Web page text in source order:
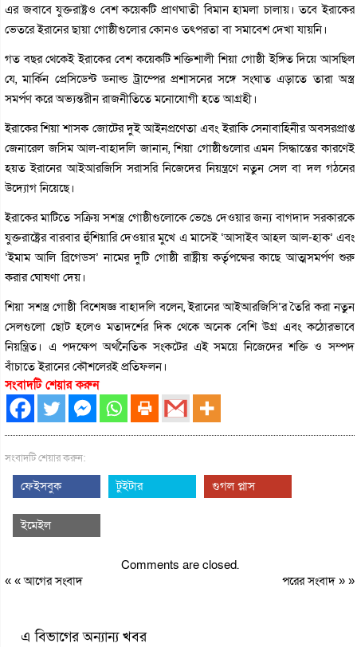
এর জবাবে যুক্তরাষ্ট্রও বেশ কয়েকটি প্রাণঘাতী বিমান হামলা চালায়। তবে ইরাকের
ভেতরে ইরানের ছায়া গোষ্ঠীগুলোর কোনও তৎপরতা বা সমাবেশ দেখা যায়নি।
গত বছর থেকেই ইরাকের বেশ কয়েকটি শক্তিশালী শিয়া গোষ্ঠী ইঙ্গিত দিয়ে আসছিল
যে, মার্কিন প্রেসিডেন্ট ডনাল্ড ট্রাম্পের প্রশাসনের সঙ্গে সংঘাত এড়াতে তারা অস্ত্র
সমর্পণ করে অভ্যন্তরীন রাজনীতিতে মনোযোগী হতে আগ্রহী।
ইরাকের শিয়া শাসক জোটের দুই আইনপ্রণেতা এবং ইরাকি সেনাবাহিনীর অবসরপ্রাপ্ত
জেনারেল জসিম আল-বাহাদলি জানান, শিয়া গোষ্ঠীগুলোর এমন সিদ্ধান্তের কারণেই
হয়ত ইরানের আইআরজিসি সরাসরি নিজেদের নিয়ন্ত্রণে নতুন সেল বা দল গঠনের
উদ্যোগ নিয়েছে।
ইরাকের মাটিতে সক্রিয় সশস্ত্র গোষ্ঠীগুলোকে ভেঙে দেওয়ার জন্য বাগদাদ সরকারকে
যুক্তরাষ্ট্রের বারবার হুঁশিয়ারি দেওয়ার মুখে এ মাসেই ‘আসাইব আহল আল-হাক’ এবং
‘ইমাম আলি ব্রিগেডস’ নামের দুটি গোষ্ঠী রাষ্ট্রীয় কর্তৃপক্ষের কাছে আত্মসমর্পণ শুরু
করার ঘোষণা দেয়।
শিয়া সশস্ত্র গোষ্ঠী বিশেষজ্ঞ বাহাদলি বলেন, ইরানের আইআরজিসি’র তৈরি করা নতুন
সেলগুলো ছোট হলেও মতাদর্শের দিক থেকে অনেক বেশি উগ্র এবং কঠোরভাবে
নিয়ন্ত্রিত। এ পদক্ষেপ অর্থনৈতিক সংকটের এই সময়ে নিজেদের শক্তি ও সম্পদ
বাঁচাতে ইরানের কৌশলেরই প্রতিফলন।
সংবাদটি শেয়ার করুন
সংবাদটি শেয়ার করুন:
ফেইসবুক টুইটার গুগল প্লাস
ইমেইল
Comments are closed.
« «আগের সংবাদ পরের সংবাদ» »
এ বিভাগের অন্যান্য খবর